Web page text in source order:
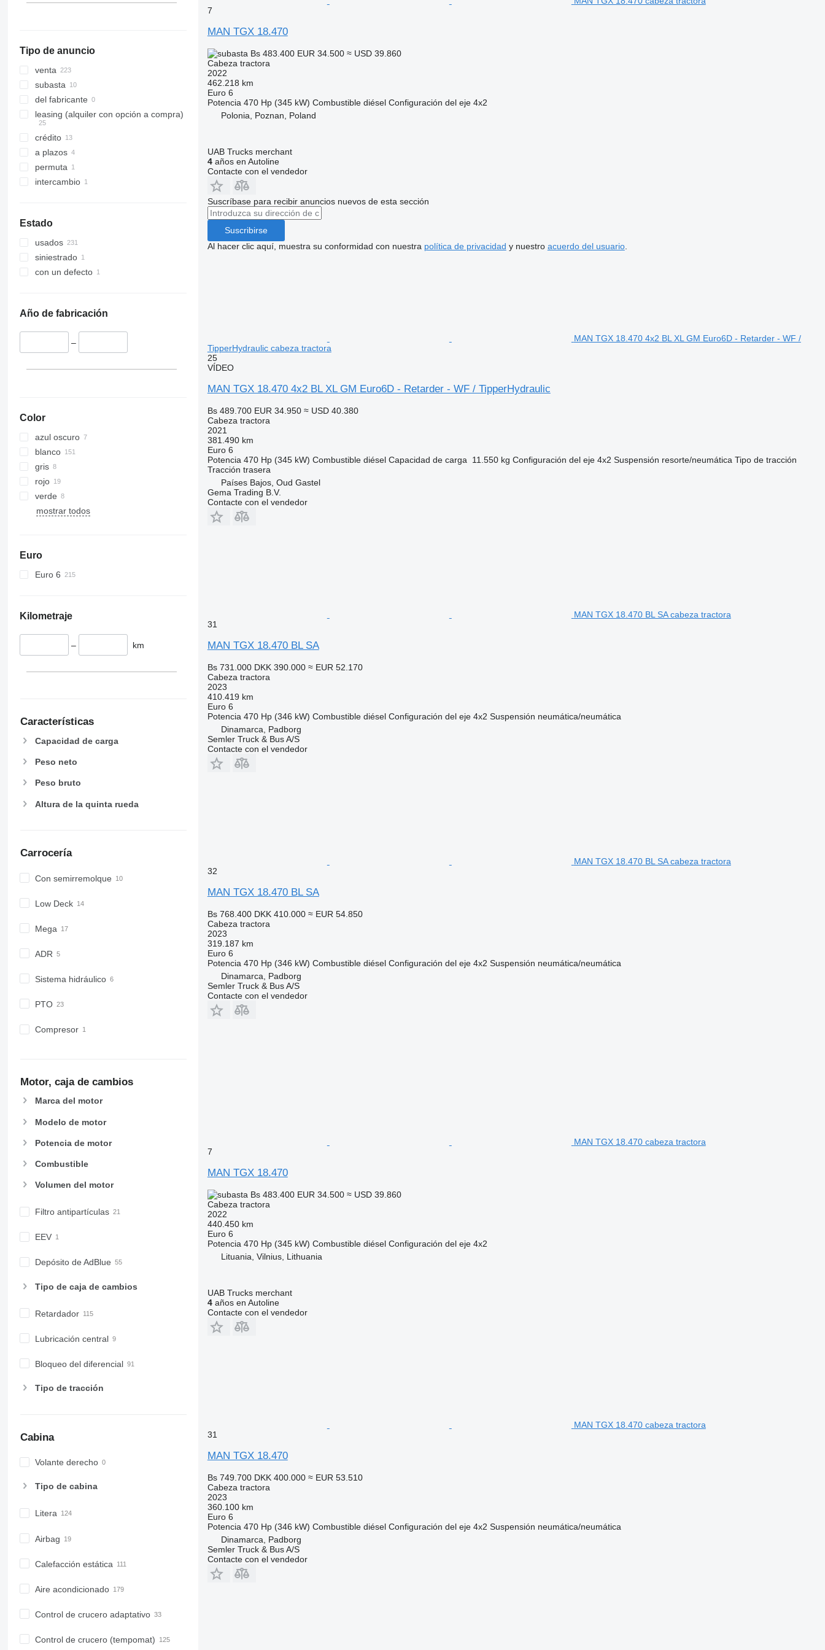
TGS 26.500
TGS 26.540
TGS 33.400
TGS 33.420
TGS 33.440
TGS 33.520
TGS 35.480
TGS 40.480
TGX 26.480
TGX 26.500
TGX 26.510
TGX 26.520
TGX 26.540
TGX 26.580
TGX 28.480
TGX 28.500
TGX 28.510
TGX 33.560
TGX 33.580
TGX 33.640
TGX 41.580
TGX 41.640
Tipo de anuncio
venta
subasta
del fabricante
leasing (alquiler con opción a compra)
crédito
a plazos
permuta
intercambio
Estado
usados
siniestrado
con un defecto
Año de fabricación
–
Color
azul oscuro
blanco
gris
rojo
verde
mostrar todos
Euro
Euro 6
Kilometraje
– km
Características
Capacidad de carga
Peso neto
Peso bruto
Altura de la quinta rueda
Carrocería
Con semirremolque
Low Deck
Mega
ADR
Sistema hidráulico
PTO
Compresor
Motor, caja de cambios
Marca del motor
Modelo de motor
Potencia de motor
Combustible
Volumen del motor
Filtro antipartículas
EEV
Depósito de AdBlue
Tipo de caja de cambios
Retardador
Lubricación central
Bloqueo del diferencial
Tipo de tracción
Cabina
Volante derecho
Tipo de cabina
Litera
Airbag
Calefacción estática
Aire acondicionado
Control de crucero adaptativo
Control de crucero (tempomat)
7
MAN TGX 18.470
Bs 483.400 EUR 34.500 ≈ USD 39.860
Cabeza tractora
2022
462.218 km
Euro 6
Potencia 470 Hp (345 kW) Combustible diésel Configuración del eje 4x2
Polonia, Poznan, Poland
UAB Trucks merchant
4años en Autoline
Contacte con el vendedor
Suscríbase para recibir anuncios nuevos de esta sección
Suscribirse
Al hacer clic aquí, muestra su conformidad con nuestra política de privacidad y nuestro acuerdo del usuario.
MAN TGX 18.470 4x2 BL XL GM Euro6D - Retarder - WF /
TipperHydraulic cabeza tractora
25
VÍDEO
MAN TGX 18.470 4x2 BL XL GM Euro6D - Retarder - WF / TipperHydraulic
Bs 489.700 EUR 34.950 ≈ USD 40.380
Cabeza tractora
2021
381.490 km
Euro 6
Potencia 470 Hp (345 kW) Combustible diésel Capacidad de carga 11.550 kg Configuración del eje 4x2 Suspensión resorte/neumática Tipo de tracción
Tracción trasera
Países Bajos, Oud Gastel
Gema Trading B.V.
Contacte con el vendedor
MAN TGX 18.470 BL SA cabeza tractora
31
MAN TGX 18.470 BL SA
Bs 731.000 DKK 390.000 ≈ EUR 52.170
Cabeza tractora
2023
410.419 km
Euro 6
Potencia 470 Hp (346 kW) Combustible diésel Configuración del eje 4x2 Suspensión neumática/neumática
Dinamarca, Padborg
Semler Truck & Bus A/S
Contacte con el vendedor
MAN TGX 18.470 BL SA cabeza tractora
32
MAN TGX 18.470 BL SA
Bs 768.400 DKK 410.000 ≈ EUR 54.850
Cabeza tractora
2023
319.187 km
Euro 6
Potencia 470 Hp (346 kW) Combustible diésel Configuración del eje 4x2 Suspensión neumática/neumática
Dinamarca, Padborg
Semler Truck & Bus A/S
Contacte con el vendedor
MAN TGX 18.470 cabeza tractora
7
MAN TGX 18.470
Bs 483.400 EUR 34.500 ≈ USD 39.860
Cabeza tractora
2022
440.450 km
Euro 6
Potencia 470 Hp (345 kW) Combustible diésel Configuración del eje 4x2
Lituania, Vilnius, Lithuania
UAB Trucks merchant
4años en Autoline
Contacte con el vendedor
MAN TGX 18.470 cabeza tractora
31
MAN TGX 18.470
Bs 749.700 DKK 400.000 ≈ EUR 53.510
Cabeza tractora
2023
360.100 km
Euro 6
Potencia 470 Hp (346 kW) Combustible diésel Configuración del eje 4x2 Suspensión neumática/neumática
Dinamarca, Padborg
Semler Truck & Bus A/S
Contacte con el vendedor